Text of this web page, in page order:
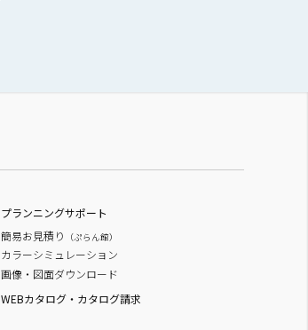
プランニングサポート
簡易お見積り
（ぷらん館）
カラーシミュレーション
画像・図面ダウンロード
WEBカタログ・カタログ請求